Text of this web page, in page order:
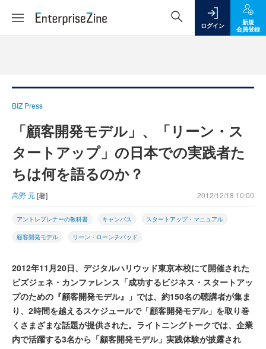
ログイン
新規
会員登録
BIZ Press
「顧客開発モデル」、「リーン・ス
タートアップ」の日本での実践者た
ちは何を語るのか？
高野 元[著] 2012/12/18 10:00
アントレプレナーの教科書 キャンバス スタートアップ・マニュアル
顧客開発モデル リーン・ローンチパッド
2012年11月20日、デジタルハリウッド東京本校にて開催された
ビズジェネ・カンファレンス「成功するビジネス・スタートアッ
プのための『顧客開発モデル』」では、約150名の聴講者が集ま
り、2時間を越えるスケジュールで「顧客開発モデル」を取り巻
くさまざまな話題が提供された。ライトニングトークでは、企業
内で活躍する3名から「顧客開発モデル」実践体験が披露され